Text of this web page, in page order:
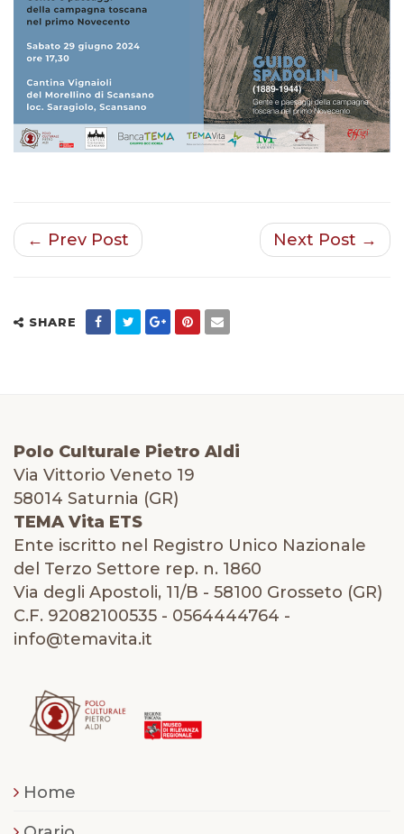
← Prev Post Next Post →
SHARE
Polo Culturale Pietro Aldi
Via Vittorio Veneto 19
58014 Saturnia (GR)
TEMA Vita ETS
Ente iscritto nel Registro Unico Nazionale
del Terzo Settore rep. n. 1860
Via degli Apostoli, 11/B - 58100 Grosseto (GR)
C.F. 92082100535 - 0564444764 -
info@temavita.it
Home